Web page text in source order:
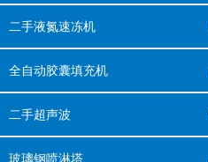
二手液氮速冻机
全自动胶囊填充机
二手超声波
玻璃钢喷淋塔